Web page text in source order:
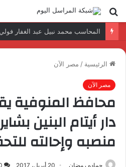
بحث
عن
الرئيسية / مصر الآن
مصر الآن
محافظ المنوفية
دار أيتام البنين
منصبه وإحالته
حماده رمضان 20 أبريل، 2017